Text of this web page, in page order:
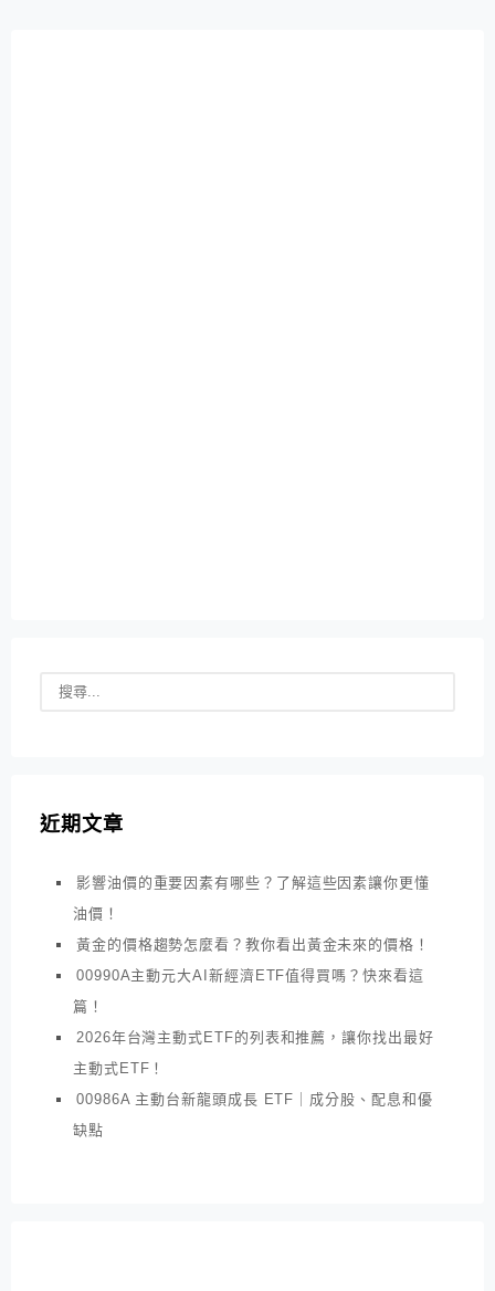
近期文章
影響油價的重要因素有哪些？了解這些因素讓你更懂
油價！
黃金的價格趨勢怎麼看？教你看出黃金未來的價格！
00990A主動元大AI新經濟ETF值得買嗎？快來看這
篇！
2026年台灣主動式ETF的列表和推薦，讓你找出最好
主動式ETF！
00986A 主動台新龍頭成長 ETF｜成分股、配息和優
缺點